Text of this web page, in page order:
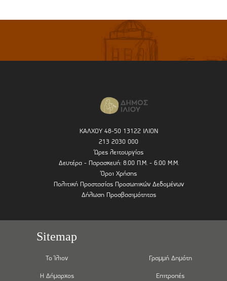
ΚΑΛΧΟΥ 48-50 13122 ΙΛΙΟΝ
213 2030 000
Ώρες λειτουργίας
Δευτέρα - Παρασκευή: 8.00 Π.Μ. - 6.00 Μ.Μ.
Όροι Χρήσης
Πολιτική Προστασίας Προσωπικών Δεδομένων
Δήλωση Προσβασιμότητας
Sitemap
Το Ίλιον
Η Δήμαρχος
Γραμμή Δημότη
Επιτροπές